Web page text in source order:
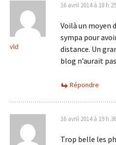
vld
16 avril 2014 à 18 h
Voilà un moyen
sympa pour
distance. Un
blog n’aurait
Répondre
16 avril 2014 à 19 h
Trop belle les